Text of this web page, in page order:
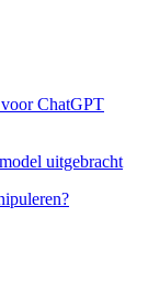
ChatGPT
uitgebracht